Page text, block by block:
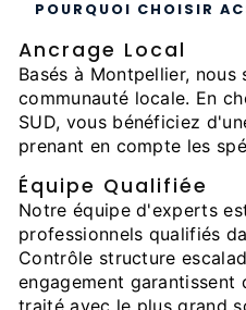
POURQUOI CHOISIR
Ancrage Local
Basés à Montpellier, nous
communauté locale. En
SUD, vous bénéficiez
prenant en compte les
Équipe Qualifiée
Notre équipe d'experts
professionnels qualifiés
Contrôle structure
engagement garantissent
traité avec le plus grand